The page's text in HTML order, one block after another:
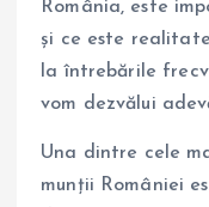
România, este
și ce este
la întrebările
vom dezvălui
Una dintre cele
munții României